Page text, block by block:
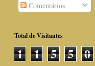
Comentários
Total de Visitantes
1 1 5 5 0